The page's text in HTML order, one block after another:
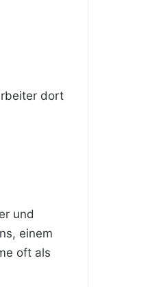
dort
und
einem
oft als